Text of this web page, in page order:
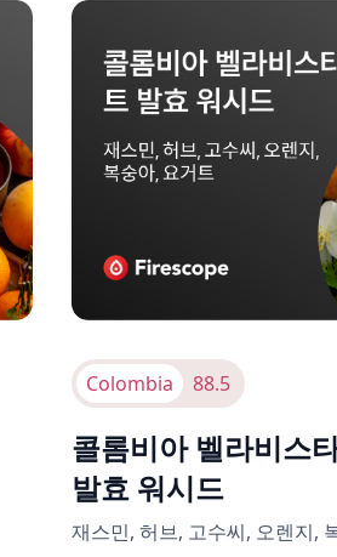
Colombia 88.5
콜롬비아 벨라비스
발효 워시드
재스민, 허브, 고수씨, 오렌지,